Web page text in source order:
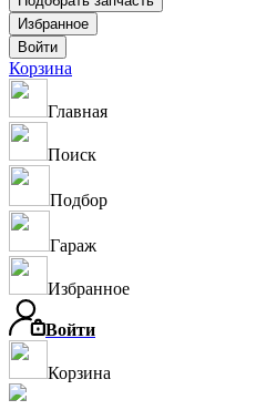
Корзина
Главная
Поиск
Подбор
Гараж
Избранное
Войти
Корзина